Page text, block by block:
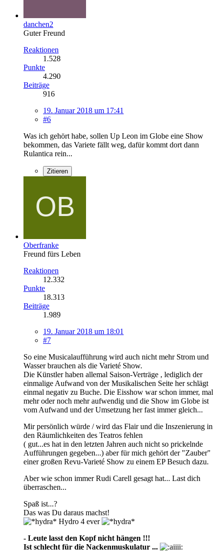
danchen2
Guter Freund
Reaktionen
1.528
Punkte
4.290
Beiträge
916
19. Januar 2018 um 17:41
#6
Was ich gehört habe, sollen Up Leon im Globe eine Show
bekommen, das Variete fällt weg, dafür kommt dort dann
Rulantica rein...
Zitieren
Oberfranke
Freund fürs Leben
Reaktionen
12.332
Punkte
18.313
Beiträge
1.989
19. Januar 2018 um 18:01
#7
So eine Musicalaufführung wird auch nicht mehr Strom und
Wasser brauchen als die Varieté Show.
Die Künstler haben allemal Saison-Verträge , lediglich der
einmalige Aufwand von der Musikalischen Seite her schlägt
einmal negativ zu Buche. Die Eisshow war schon immer, mal
mehr oder noch mehr aufwendig und die Show im Globe ist
vom Aufwand und der Umsetzung her fast immer gleich...
Mir persönlich würde / wird das Flair und die Inszenierung in
den Räumlichkeiten des Teatros fehlen
( gut...es hat in den letzten Jahren auch nicht so prickelnde
Aufführungen gegeben...) aber für mich gehört der "Zauber"
einer großen Revu-Varieté Show zu einem EP Besuch dazu.
Aber wie schon immer Rudi Carell gesagt hat... Last dich
überraschen...
Spaß ist...?
Das was Du daraus machst!
Hydro 4 ever
- Leute lasst den Kopf nicht hängen !!!
Ist schlecht für die Nackenmuskulatur ...